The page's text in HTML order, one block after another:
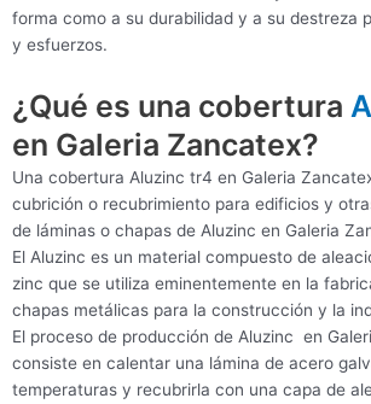
forma como a su durabilidad y a su destreza
y esfuerzos.
¿Qué es una cobertura
en Galeria Zancatex?
Una cobertura Aluzinc tr4 en Galeria
cubrición o recubrimiento para edificios y
de láminas o chapas de Aluzinc en Galeria
El Aluzinc es un material compuesto de
zinc que se utiliza eminentemente en la
chapas metálicas para la construcción y la
El proceso de producción de Aluzinc en
consiste en calentar una lámina de acero
temperaturas y recubrirla con una capa de